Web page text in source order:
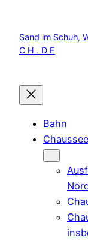
springen
Sand im Schuh,
C H . D E
Bahn